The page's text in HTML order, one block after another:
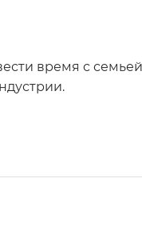
время с